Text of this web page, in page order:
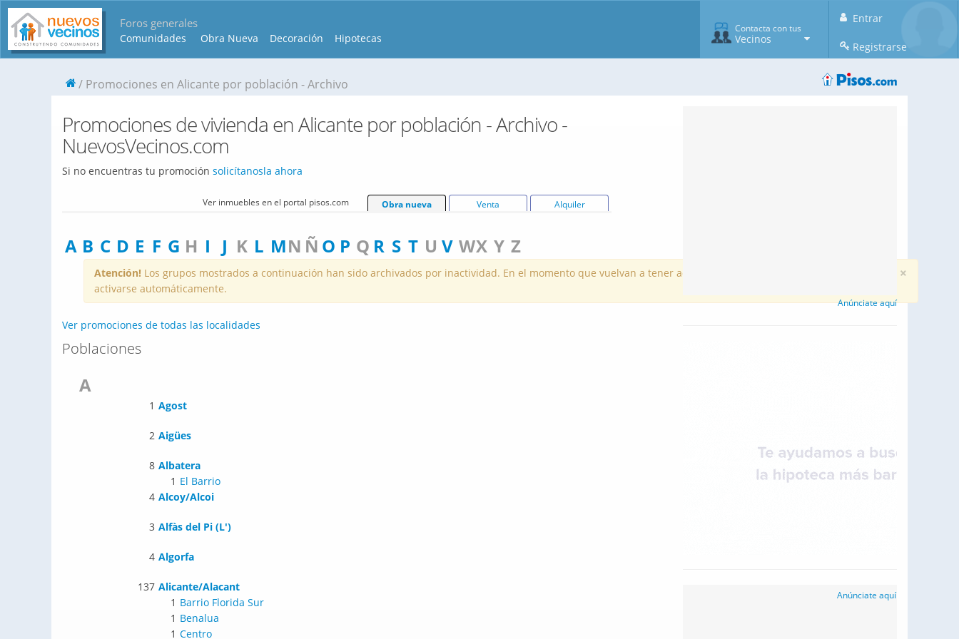
Foros generales
Comunidades Obra Nueva Decoración Hipotecas
Entrar
Registrarse
Contacta con tus
Vecinos
Promociones en Alicante por población - Archivo
Promociones de vivienda en Alicante por población - Archivo -
NuevosVecinos.com
Si no encuentras tu promoción solicítanosla ahora
Ver inmuebles en el portal pisos.com Obra nueva Venta Alquiler
A B C D E F G H I J K L MN Ñ O P Q R S T U V WX Y Z
×
Atención! Los grupos mostrados a continuación han sido archivados por inactividad. En el momento que vuelvan a tener actividad (mensajes, fotos, etc...) volverán a
activarse automáticamente.
Ver promociones de todas las localidades
Poblaciones
A
1 Agost
2 Aigües
8 Albatera
1 El Barrio
4 Alcoy/Alcoi
3 Alfàs del Pi (L')
4 Algorfa
137 Alicante/Alacant
1 Barrio Florida Sur
1 Benalua
1 Centro
Anúnciate aquí
Anúnciate aquí